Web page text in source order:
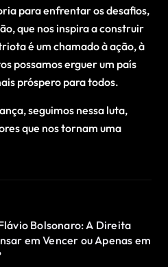
para enfrentar os desafios,
que nos inspira a construir
é um chamado à ação, à
possamos erguer um país
próspero para todos.
seguimos nessa luta,
que nos tornam uma
Bolsonaro: A Direita
em Vencer ou Apenas em